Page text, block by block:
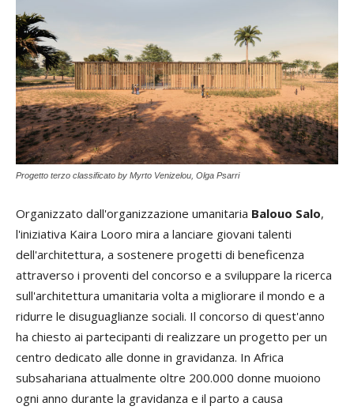
Progetto terzo classificato by Myrto Venizelou, Olga Psarri
Organizzato dall'organizzazione umanitaria Balouo Salo,
l'iniziativa Kaira Looro mira a lanciare giovani talenti
dell'architettura, a sostenere progetti di beneficenza
attraverso i proventi del concorso e a sviluppare la ricerca
sull'architettura umanitaria volta a migliorare il mondo e a
ridurre le disuguaglianze sociali. Il concorso di quest'anno
ha chiesto ai partecipanti di realizzare un progetto per un
centro dedicato alle donne in gravidanza. In Africa
subsahariana attualmente oltre 200.000 donne muoiono
ogni anno durante la gravidanza e il parto a causa